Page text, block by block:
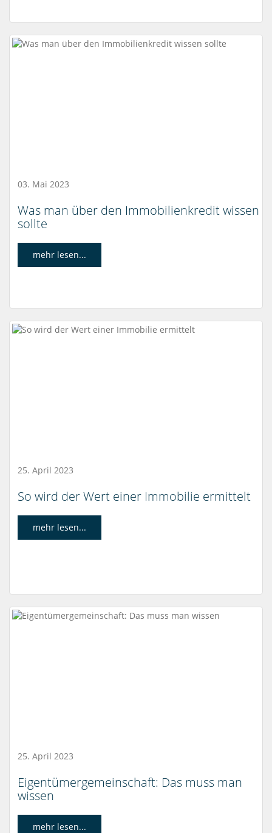
03. Mai 2023
Was man über den Immobilienkredit wissen
sollte
mehr lesen...
25. April 2023
So wird der Wert einer Immobilie ermittelt
mehr lesen...
25. April 2023
Eigentümergemeinschaft: Das muss man
wissen
mehr lesen...